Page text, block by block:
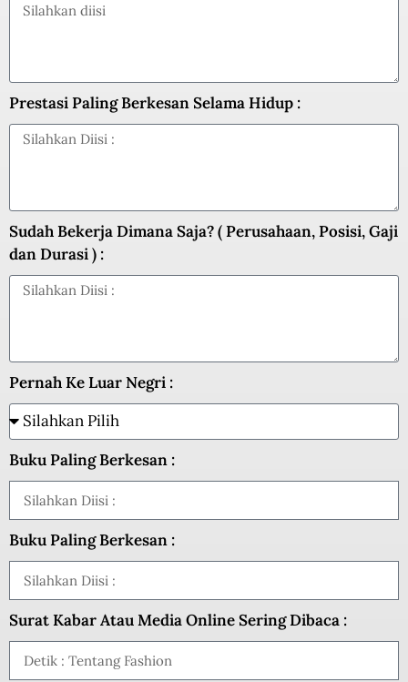
Prestasi Paling Berkesan Selama Hidup :
Sudah Bekerja Dimana Saja? ( Perusahaan, Posisi, Gaji
dan Durasi ) :
Pernah Ke Luar Negri :
Buku Paling Berkesan :
Buku Paling Berkesan :
Surat Kabar Atau Media Online Sering Dibaca :